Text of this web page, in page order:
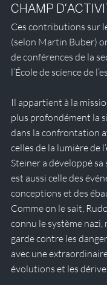
CHAMP
Ces contributions sur
(selon Martin Buber)
de conférences de la
l’École de science de
Il appartient à la
plus profondément la
dans la confrontation
celles de la lumière de
Steiner a développé
est aussi celle des
conceptions et des
Comme on le sait,
connu le système nazi,
garde contre les
avec une
évolutions et les